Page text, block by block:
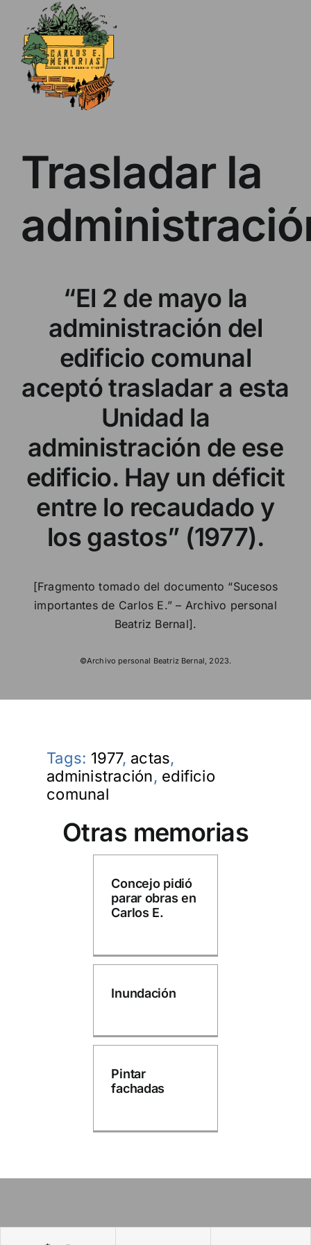
content
Trasladar la
“El 2 de mayo la
administración del
edificio comunal
aceptó trasladar a esta
Unidad la
administración de ese
edificio. Hay un déficit
entre lo recaudado y
los gastos” (1977).
[Fragmento tomado del documento “Sucesos
importantes de Carlos E.” – Archivo personal
Beatriz Bernal].
©Archivo personal Beatriz Bernal, 2023.
Tags: 1977, actas,
administración, edificio
comunal
Otras memorias
Concejo pidió
parar obras en
Carlos E.
Inundación
Pintar
fachadas